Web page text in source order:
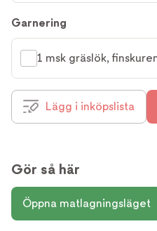
Garnering
1 msk gräslök,
Lägg i inköpslista
Gör så här
Öppna matlagningsläget